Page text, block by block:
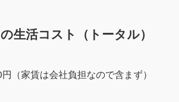
生活コスト（トータル）
（家賃は会社負担なので含まず）